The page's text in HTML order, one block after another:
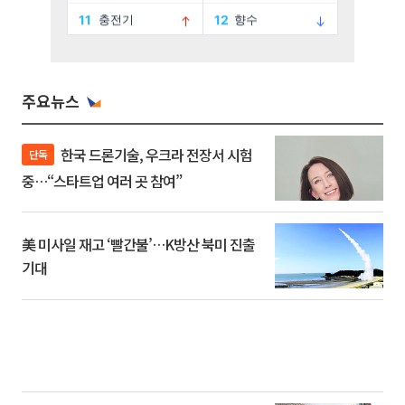
주요뉴스
단독
중…“스타트업 여러 곳 참여”
美 미사일 재고 ‘빨간불’…K방산 북미 진출
기대